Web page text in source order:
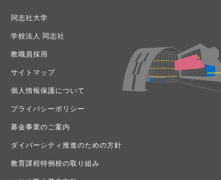
同志社大学
学校法人 同志社
教職員採用
サイトマップ
個人情報保護について
プライバシーポリシー
募金事業のご案内
ダイバーシティ推進のための方針
教育課程特例校の取り組み